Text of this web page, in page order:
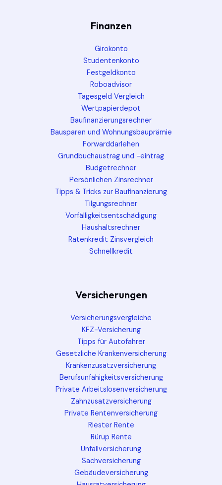
Finanzen
Girokonto
Studentenkonto
Festgeldkonto
Roboadvisor
Tagesgeld Vergleich
Wertpapierdepot
Baufinanzierungsrechner
Bausparen und Wohnungsbauprämie
Forwarddarlehen
Grundbuchaustrag und -eintrag
Budgetrechner
Persönlichen Zinsrechner
Tipps & Tricks zur Baufinanzierung
Tilgungsrechner
Vorfälligkeitsentschädigung
Haushaltsrechner
Ratenkredit Zinsvergleich
Schnellkredit
Versicherungen
Versicherungsvergleiche
KFZ-Versicherung
Tipps für Autofahrer
Gesetzliche Krankenversicherung
Krankenzusatzversicherung
Berufsunfähigkeitsversicherung
Private Arbeitslosenversicherung
Zahnzusatzversicherung
Private Rentenversicherung
Riester Rente
Rürup Rente
Unfallversicherung
Sachversicherung
Gebäudeversicherung